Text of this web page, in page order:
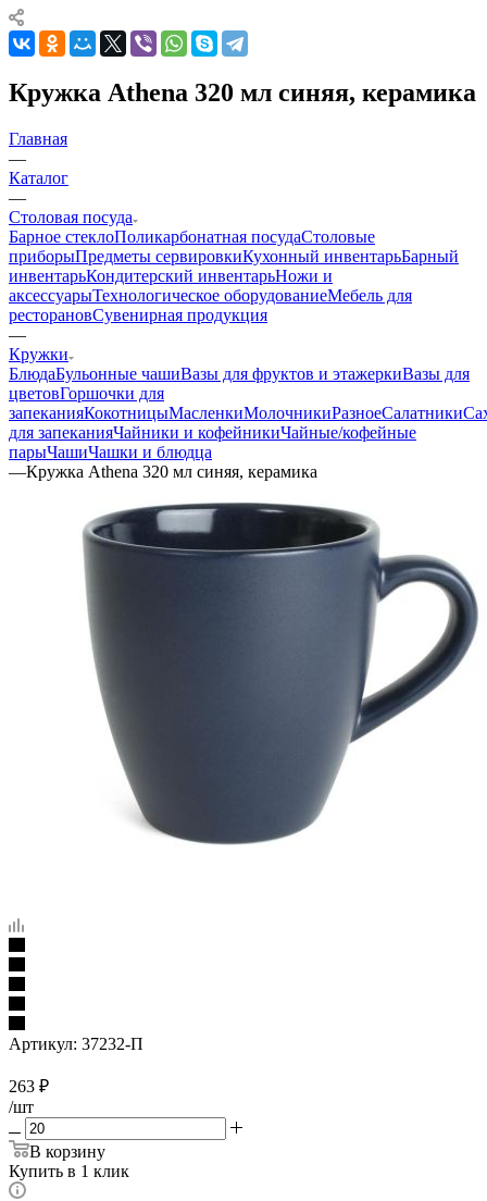
Кружка Athena 320 мл синяя, керамика
Главная
—
Каталог
—
Столовая посуда
Барное стеклоПоликарбонатная посудаСтоловые
приборыПредметы сервировкиКухонный инвентарьБарный
инвентарьКондитерский инвентарьНожи и
аксессуарыТехнологическое оборудованиеМебель для
ресторановСувенирная продукция
—
Кружки
БлюдаБульонные чашиВазы для фруктов и этажеркиВазы для
цветовГоршочки для
запеканияКокотницыМасленкиМолочникиРазноеСалатники
для запеканияЧайники и кофейникиЧайные/кофейные
парыЧашиЧашки и блюдца
—Кружка Athena 320 мл синяя, керамика
Артикул: 37232-П
263 ₽
/шт
В корзину
Купить в 1 клик